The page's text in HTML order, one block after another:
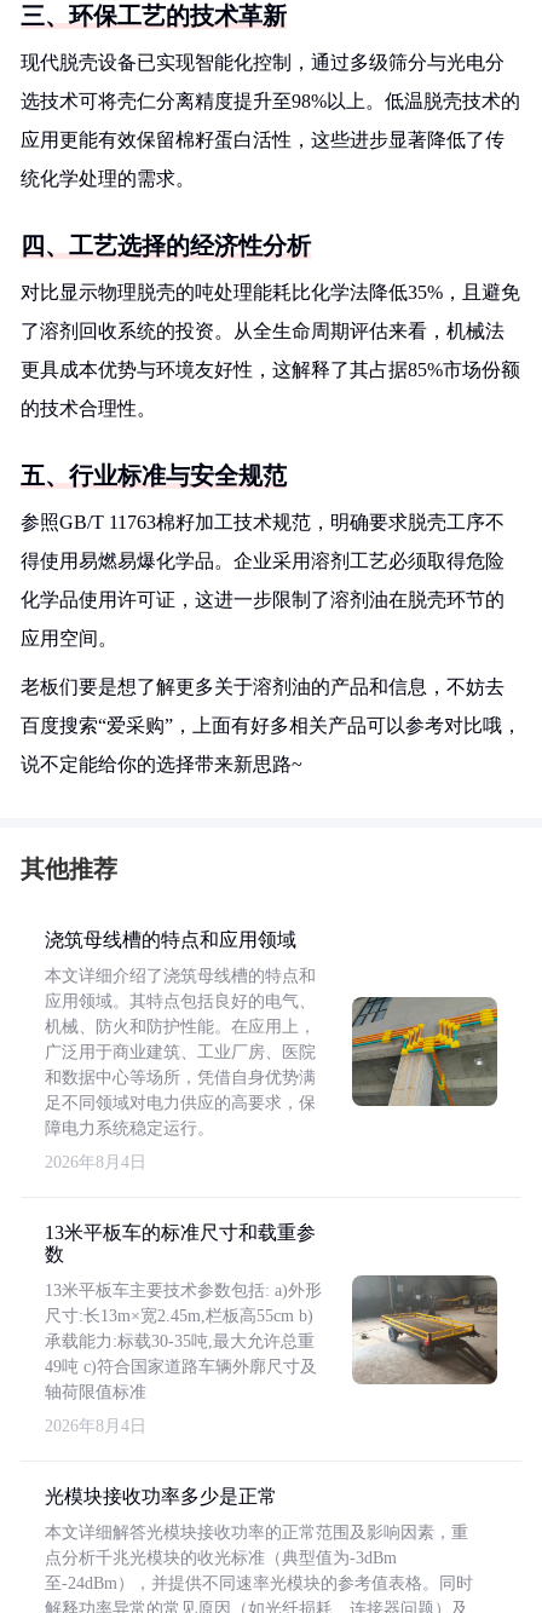
三、环保工艺的技术革新
现代脱壳设备已实现智能化控制，通过多级筛分与光电分
选技术可将壳仁分离精度提升至98%以上。低温脱壳技术的
应用更能有效保留棉籽蛋白活性，这些进步显著降低了传
统化学处理的需求。
四、工艺选择的经济性分析
对比显示物理脱壳的吨处理能耗比化学法降低35%，且避免
了溶剂回收系统的投资。从全生命周期评估来看，机械法
更具成本优势与环境友好性，这解释了其占据85%市场份额
的技术合理性。
五、行业标准与安全规范
参照GB/T 11763棉籽加工技术规范，明确要求脱壳工序不
得使用易燃易爆化学品。企业采用溶剂工艺必须取得危险
化学品使用许可证，这进一步限制了溶剂油在脱壳环节的
应用空间。
老板们要是想了解更多关于溶剂油的产品和信息，不妨去
百度搜索“爱采购”，上面有好多相关产品可以参考对比哦，
说不定能给你的选择带来新思路~
其他推荐
浇筑母线槽的特点和应用领域
本文详细介绍了浇筑母线槽的特点和
应用领域。其特点包括良好的电气、
机械、防火和防护性能。在应用上，
广泛用于商业建筑、工业厂房、医院
和数据中心等场所，凭借自身优势满
足不同领域对电力供应的高要求，保
障电力系统稳定运行。
2026年8月4日
13米平板车的标准尺寸和载重参
数
13米平板车主要技术参数包括: a)外形
尺寸:长13m×宽2.45m,栏板高55cm b)
承载能力:标载30-35吨,最大允许总重
49吨 c)符合国家道路车辆外廓尺寸及
轴荷限值标准
2026年8月4日
光模块接收功率多少是正常
本文详细解答光模块接收功率的正常范围及影响因素，重
点分析千兆光模块的收光标准（典型值为-3dBm
至-24dBm），并提供不同速率光模块的参考值表格。同时
解释功率异常的常见原因（如光纤损耗、连接器问题）及